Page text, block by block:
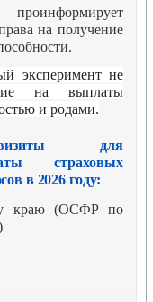
на получение
эксперимент не
на выплаты
и родами.
для
страховых
в 2026 году:
краю (ОСФР по